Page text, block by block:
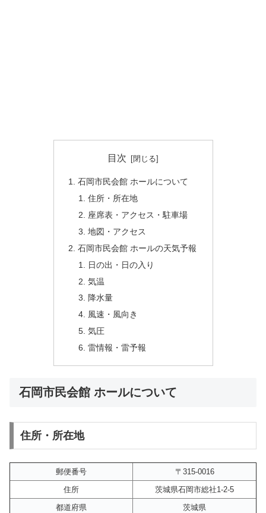
目次
石岡市民会館 ホールについて
住所・所在地
座席表・アクセス・駐車場
地図・アクセス
石岡市民会館 ホールの天気予報
日の出・日の入り
気温
降水量
風速・風向き
気圧
雷情報・雷予報
石岡市民会館 ホールについて
住所・所在地
郵便番号
〒315-0016
住所
茨城県石岡市総社1-2-5
都道府県
茨城県